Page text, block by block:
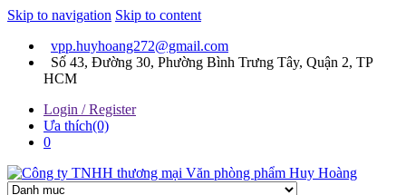
Skip to navigation Skip to content
vpp.huyhoang272@gmail.com
Số 43, Đường 30, Phường Bình Trưng Tây, Quận 2, TP
HCM
Login / Register
Ưa thích(0)
0